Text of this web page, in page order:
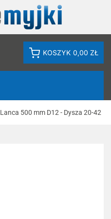
KOSZYK 0,00 ZŁ
Lanca 500 mm D12 - Dysza 20-42